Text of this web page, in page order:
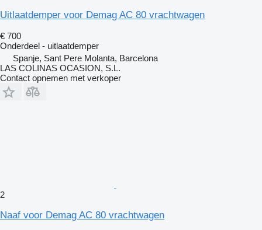
Uitlaatdemper voor Demag AC 80 vrachtwagen
€ 700
Onderdeel - uitlaatdemper
Spanje, Sant Pere Molanta, Barcelona
LAS COLINAS OCASION, S.L.
Contact opnemen met verkoper
2
Naaf voor Demag AC 80 vrachtwagen